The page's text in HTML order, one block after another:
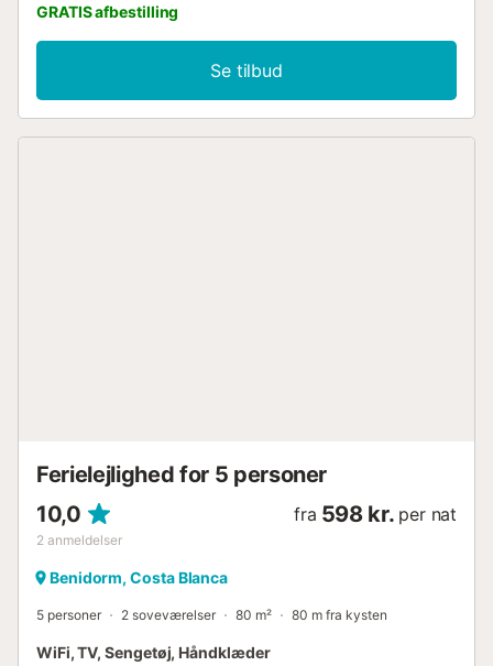
videoopkald), aircondition (kun i fællesområder), et TV
samt en vaskemaskine. Ferielejligheden har også en privat,
åben terrasse, hvor du kan slappe af om aftenen.
Gå-/køreafstand til nærmeste restaurant: 5m.
Gå-/køreafstand til nærmeste café: 5m. Gå-/køreafstand til
GRATIS afbestilling
Se tilbud
Ferielejlighed for 5 personer
10,0
2 anmeldelser
fra 598 kr. per nat
Benidorm, Costa Blanca
5 personer 2 soveværelser 80 m² 80 m fra kysten
WiFi, TV, Sengetøj, Håndklæder